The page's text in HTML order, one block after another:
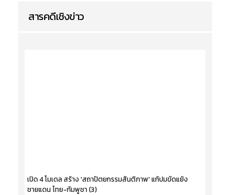
สารคดีเชิงข่าว
เปิด 4 โมเดล สร้าง 'สถาปัตยกรรมสันติภาพ' แก้ปมขัดแย้ง
ชายแดน ไทย-กัมพูชา (3)